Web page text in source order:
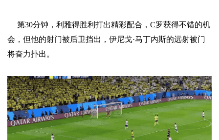
第30分钟，利雅得胜利打出精彩配合，C罗获得不错的机
会，但他的射门被后卫挡出，伊尼戈·马丁内斯的远射被门
将奋力扑出。